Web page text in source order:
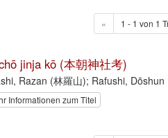
« 1 - 1 von 1
jinja kō (本朝神社考)
Razan (林羅山); Rafushi, Dōshun
Informationen zum Titel